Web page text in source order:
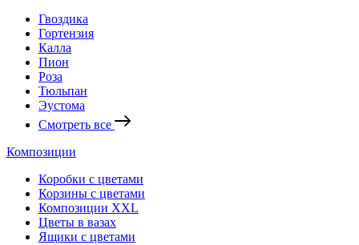
Гвоздика
Гортензия
Калла
Пион
Роза
Тюльпан
Эустома
Смотреть все
Композиции
Коробки с цветами
Корзины с цветами
Композиции XXL
Цветы в вазах
Ящики с цветами